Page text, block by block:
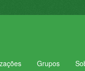
Grupos